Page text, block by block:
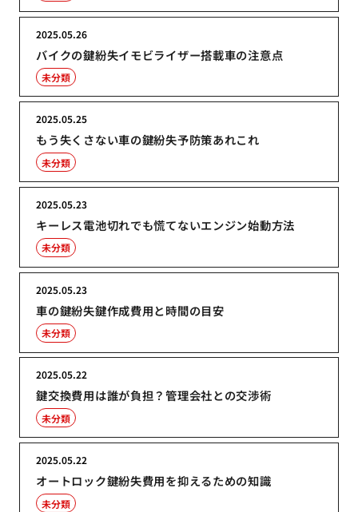
バイクの鍵紛失イモビライザー搭載車の注意点
2025.05.26
未分類
もう失くさない車の鍵紛失予防策あれこれ
2025.05.25
未分類
キーレス電池切れでも慌てないエンジン始動方法
2025.05.23
未分類
車の鍵紛失鍵作成費用と時間の目安
2025.05.23
未分類
鍵交換費用は誰が負担？管理会社との交渉術
2025.05.22
未分類
オートロック鍵紛失費用を抑えるための知識
2025.05.22
未分類